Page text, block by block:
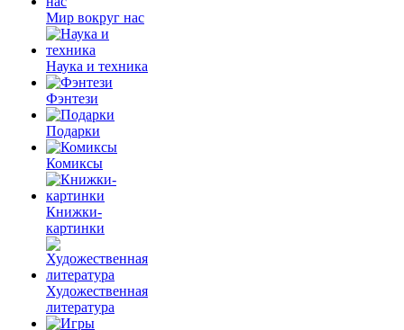
Мир вокруг нас
Наука и техника
Фэнтези
Подарки
Комиксы
Книжки-
картинки
Художественная
литература